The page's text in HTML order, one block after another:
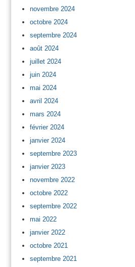
novembre 2024
octobre 2024
septembre 2024
août 2024
juillet 2024
juin 2024
mai 2024
avril 2024
mars 2024
février 2024
janvier 2024
septembre 2023
janvier 2023
novembre 2022
octobre 2022
septembre 2022
mai 2022
janvier 2022
octobre 2021
septembre 2021